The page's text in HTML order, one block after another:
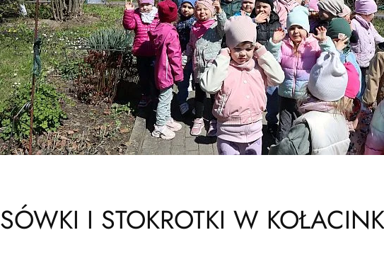
SÓWKI I STOKROTKI W